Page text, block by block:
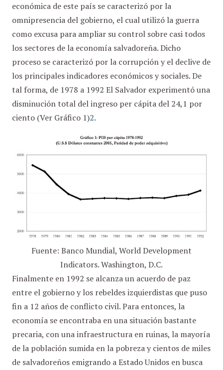
económica de este país se caracterizó por la
omnipresencia del gobierno, el cual utilizó la guerra
como excusa para ampliar su control sobre casi todos
los sectores de la economía salvadoreña. Dicho
proceso se caracterizó por la corrupción y el declive de
los principales indicadores económicos y sociales. De
tal forma, de 1978 a 1992 El Salvador experimentó una
disminución total del ingreso per cápita del 24,1 por
ciento (Ver Gráfico 1)2.
Fuente: Banco Mundial, World Development
Indicators. Washington, D.C.
Finalmente en 1992 se alcanza un acuerdo de paz
entre el gobierno y los rebeldes izquierdistas que puso
fin a 12 años de conflicto civil. Para entonces, la
economía se encontraba en una situación bastante
precaria, con una infraestructura en ruinas, la mayoría
de la población sumida en la pobreza y cientos de miles
de salvadoreños emigrando a Estado Unidos en busca